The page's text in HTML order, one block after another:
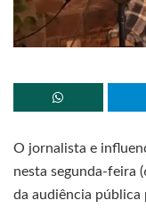
O jornalista e
nesta segunda-feira
da audiência